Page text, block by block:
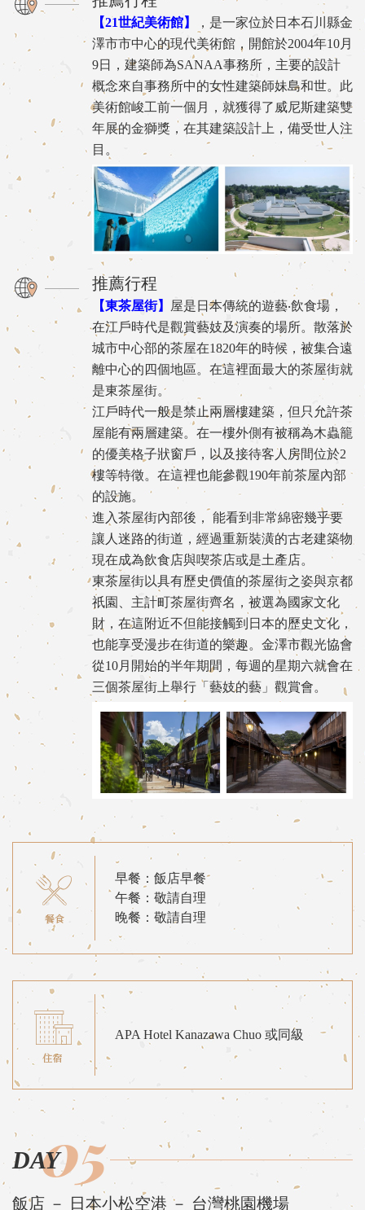
【21世紀美術館】
，是一家位於日本石川縣金
澤市市中心的現代美術館，開館於2004年10月
9日，建築師為SANAA事務所，主要的設計
概念來自事務所中的女性建築師妹島和世。此
美術館峻工前一個月，就獲得了威尼斯建築雙
年展的金獅獎，在其建築設計上，備受世人注
目。
推薦行程
【東茶屋街】
屋是日本傳統的遊藝‧飲食場，
在江戶時代是觀賞藝妓及演奏的場所。散落於
城市中心部的茶屋在1820年的時候，被集合遠
離中心的四個地區。在這裡面最大的茶屋街就
是東茶屋街。
江戶時代一般是禁止兩層樓建築，但只允許茶
屋能有兩層建築。在一樓外側有被稱為木蟲籠
的優美格子狀窗戶，以及接待客人房間位於2
樓等特徵。在這裡也能參觀190年前茶屋內部
的設施。
進入茶屋街內部後， 能看到非常綿密幾乎要
讓人迷路的街道，經過重新裝潢的古老建築物
現在成為飲食店與喫茶店或是土產店。
東茶屋街以具有歷史價值的茶屋街之姿與京都
祇園、主計町茶屋街齊名，被選為國家文化
財，在這附近不但能接觸到日本的歷史文化，
也能享受漫步在街道的樂趣。金澤市觀光協會
從10月開始的半年期間，每週的星期六就會在
三個茶屋街上舉行「藝妓的藝」觀賞會。
早餐：飯店早餐
午餐：敬請自理
晚餐：敬請自理
APA Hotel Kanazawa Chuo 或同級
DAY05
飯店 － 日本小松空港 － 台灣桃園機場